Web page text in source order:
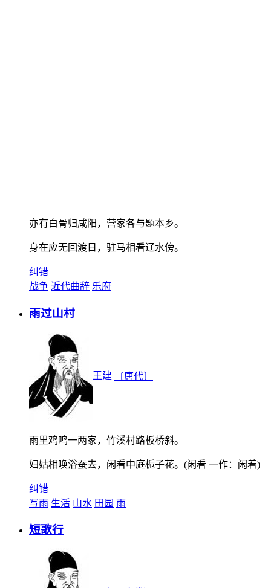
亦有白骨归咸阳，营家各与题本乡。
身在应无回渡日，驻马相看辽水傍。
纠错
战争 近代曲辞 乐府
雨过山村
王建 〔唐代〕
雨里鸡鸣一两家，竹溪村路板桥斜。
妇姑相唤浴蚕去，闲看中庭栀子花。(闲看 一作：闲着)
纠错
写雨 生活 山水 田园 雨
短歌行